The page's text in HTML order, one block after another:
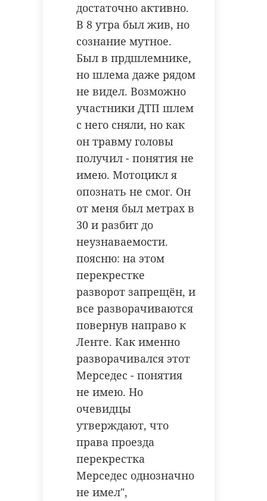
достаточно активно.
В 8 утра был жив, но
сознание мутное.
Был в прдшлемнике,
но шлема даже рядом
не видел. Возможно
участники ДТП шлем
с него сняли, но как
он травму головы
получил - понятия не
имею. Мотоцикл я
опознать не смог. Он
от меня был метрах в
30 и разбит до
неузнаваемости.
поясню: на этом
перекрестке
разворот запрещён, и
все разворачиваются
повернув направо к
Ленте. Как именно
разворачивался этот
Мерседес - понятия
не имею. Но
очевидцы
утверждают, что
права проезда
перекрестка
Мерседес однозначно
не имел",